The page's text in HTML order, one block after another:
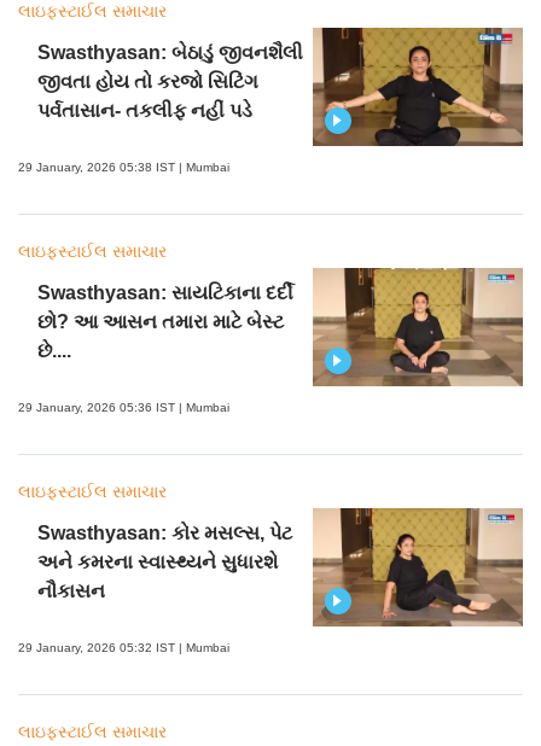
લાઇફસ્ટાઈલ સમાચાર
Swasthyasan: બેઠાડું જીવનશૈલી
જીવતા હોય તો કરજો સિટિંગ
પર્વતાસાન- તકલીફ નહીં પડે
29 January, 2026 05:38 IST | Mumbai
લાઇફસ્ટાઈલ સમાચાર
Swasthyasan: સાયટિકાના દર્દી
છો? આ આસન તમારા માટે બેસ્ટ
છે....
29 January, 2026 05:36 IST | Mumbai
લાઇફસ્ટાઈલ સમાચાર
Swasthyasan: કોર મસલ્સ, પેટ
અને કમરના સ્વાસ્થ્યને સુધારશે
નૌકાસન
29 January, 2026 05:32 IST | Mumbai
લાઇફસ્ટાઈલ સમાચાર